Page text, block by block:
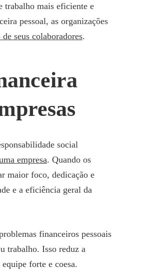
trabalho mais eficiente e
pessoal, as organizações
seus colaboradores.
social
empresa. Quando os
maior foco, dedicação e
e a eficiência geral da
financeiros pessoais
trabalho. Isso reduz a
forte e coesa.